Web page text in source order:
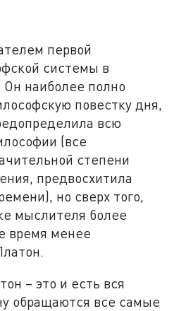
первой
системы в
наиболее полно
повестку дня,
всю
(все
степени
предвосхитила
но сверх того,
мыслителя более
время менее
– это и есть вся
обращаются все самые